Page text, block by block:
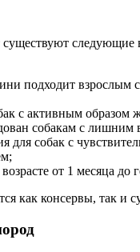
следующие
подходит взрослым
с активным образом
собакам с лишним
для собак с
от 1 месяца до
как консервы, так и